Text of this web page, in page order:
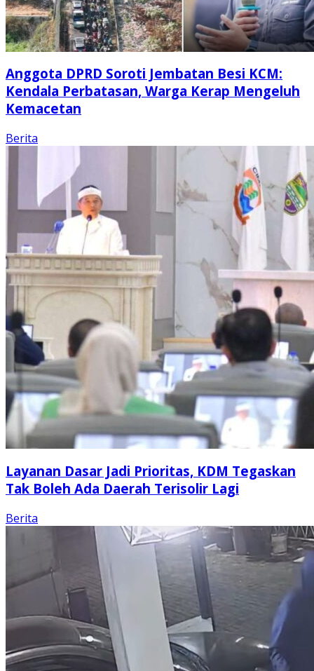
Anggota DPRD Soroti Jembatan Besi KCM:
Kendala Perbatasan, Warga Kerap Mengeluh
Kemacetan
Berita
Layanan Dasar Jadi Prioritas, KDM Tegaskan
Tak Boleh Ada Daerah Terisolir Lagi
Berita